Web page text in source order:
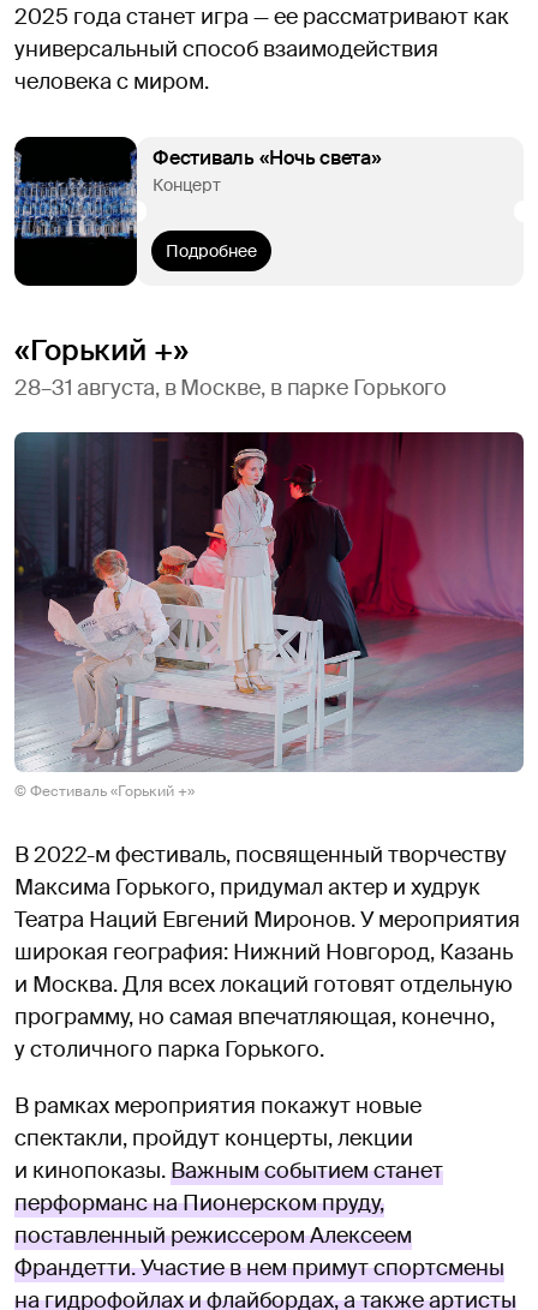
2025 года станет игра — ее рассматривают как
универсальный способ взаимодействия
человека с миром.
Фестиваль «Ночь света»
Концерт
Подробнее
«Горький +»
28–31 августа, в Москве, в парке Горького
© Фестиваль «Горький +»
В 2022-м фестиваль, посвященный творчеству
Максима Горького, придумал актер и худрук
Театра Наций Евгений Миронов. У мероприятия
широкая география: Нижний Новгород, Казань
и Москва. Для всех локаций готовят отдельную
программу, но самая впечатляющая, конечно,
у столичного парка Горького.
В рамках мероприятия покажут новые
спектакли, пройдут концерты, лекции
и кинопоказы.Важным событием станет
перформанс на Пионерском пруду,
поставленный режиссером Алексеем
Франдетти. Участие в нем примут спортсмены
на гидрофойлах и флайбордах, а также артисты